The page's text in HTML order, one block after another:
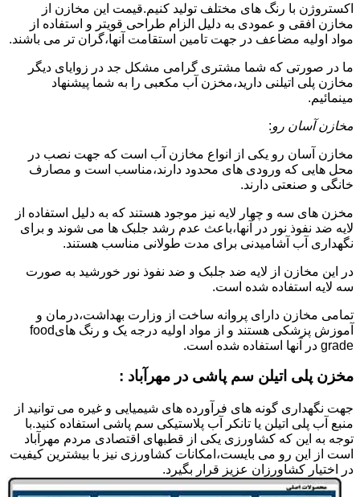
اکستروژن با رنگ های مختلف تولید کنیم.قیمت این مخازن از
مخازن افقی و عمودی به دلیل الزام طراحی قویتر و استفاده از
مواد اولیه مضاعف در جهت تامین استقامت آنها،گران تر می باشند.
ما در صورتی که شما مشتری گرامی مشکل جد در زوایای دیگر
مخازن پلی اتیلنی دارید،مخزن آب مکعبی را به شما پیشنهاد
مینمائیم.
مخازن آسان رو:
مخازن آسان رو یکی از انواع مخازن آب است که جهت نصب در
محل هایی که ورودی های محدود دارند،مناسب است و مصارف
خانگی و صنعتی دارند.
مخزن های سه و چهار لایه نیز موجود هستند که به دلیل استفاده از
لایه ضد نفوذ نور در آنها،باعث عدم رشد جلبک ها می شوند و برای
نگهداری آب آشامیدنی برای مدت طولانی مناسب هستند.
در این مخازن از لایه ضد جلبک و ضد نفوذ نور خورشید به صورت
سه لایه استفاده شده است.
تمامی مخازن دارای پروانه ساخت از وزارت بهداشت،درمان و
آموزش پزشکی هستند و از مواد اولیه درجه یک و رنگ هایfood
grade در آنها استفاده شده است.
مخزن پلی اتیلن سم پاشی در مهرآباد :
جهت نگهداری گونه های فرآورده های شیمیایی و غیره می توانید از
منبع آب پلی اتیلن یا تانکر آب پلاستیکی سم پاشی استفاده کنید.با
توجه به این که کشاورزی یکی از قطبهای اقتصادی مردم مهرآباد
است از این رو می بایست،امکانات کشاورزی نیز با بیشترین کیفیت
در اختیار کشاورزان عزیز قرار بگیرد.